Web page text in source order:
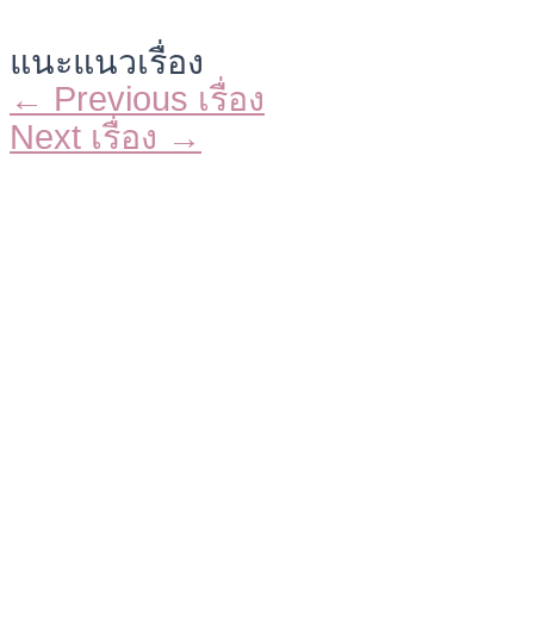
แนะแนวเรื่อง
← Previous เรื่อง
Next เรื่อง →